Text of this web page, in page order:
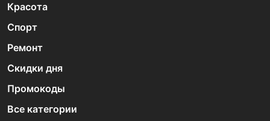
Красота
Спорт
Ремонт
Скидки дня
Промокоды
Все категории